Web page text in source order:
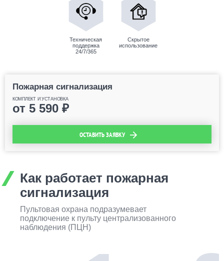
Техническая
поддержка
24/7/365
Скрытое
использование
Пожарная сигнализация
КОМПЛЕКТ И УСТАНОВКА
от 5 590 ₽
ОСТАВИТЬ ЗАЯВКУ
Как работает пожарная
сигнализация
Пультовая охрана подразумевает
подключение к пульту централизованного
наблюдения (ПЦН)